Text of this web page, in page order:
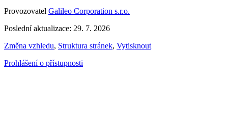
Provozovatel Galileo Corporation s.r.o.
Poslední aktualizace: 29. 7. 2026
Změna vzhledu, Struktura stránek, Vytisknout
Prohlášení o přístupnosti